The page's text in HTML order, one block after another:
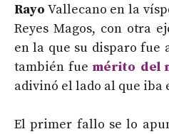
Rayo Vallecano en la
Reyes Magos, con otra
en la que su disparo fue
también fuemérito del
adivinó el lado al que iba
El primer fallo se lo